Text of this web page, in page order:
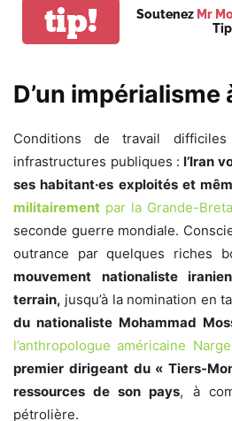
tip! Soutenez Mr
D’un impérialisme
Conditions de travail
infrastructures publiques : l’Iran
ses habitant·es exploités et
militairement par la Grande-
seconde guerre mondiale.
outrance par quelques riches
mouvement nationaliste
terrain, jusqu’à la nomination en
du nationaliste Mohammad
l’anthropologue américaine
premier dirigeant du « Tiers-
ressources de son pays, à
pétrolière.